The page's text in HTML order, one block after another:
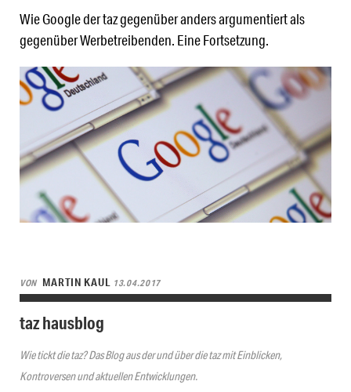
Wie Google der taz gegenüber anders argumentiert als
gegenüber Werbetreibenden. Eine Fortsetzung.
VON MARTIN KAUL 13.04.2017
taz hausblog
Wie tickt die taz? Das Blog aus der und über die taz mit Einblicken,
Kontroversen und aktuellen Entwicklungen.